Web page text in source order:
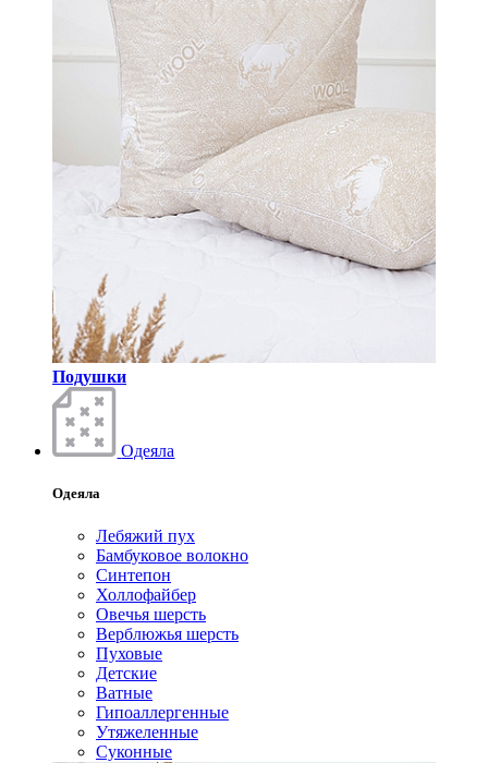
Подушки
Одеяла
Одеяла
Лебяжий пух
Бамбуковое волокно
Синтепон
Холлофайбер
Овечья шерсть
Верблюжья шерсть
Пуховые
Детские
Ватные
Гипоаллергенные
Утяжеленные
Суконные